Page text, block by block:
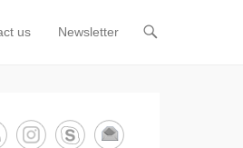
us Newsletter